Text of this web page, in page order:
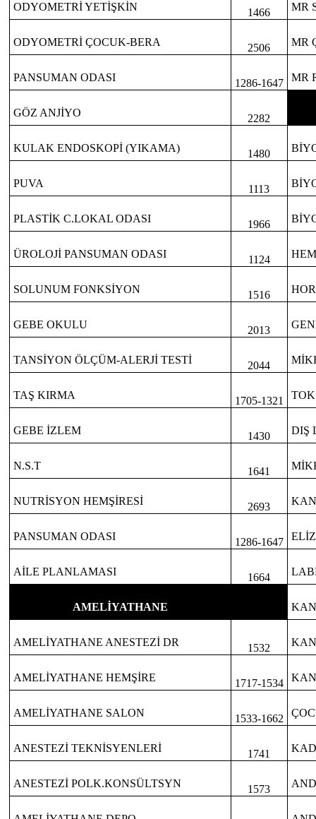
ODYOMETRİ YETİŞKİN 1466 MR
ODYOMETRİ ÇOCUK-BERA 2506 MR
PANSUMAN ODASI 1286-1647 MR
GÖZ ANJİYO 2282
KULAK ENDOSKOPİ (YIKAMA) 1480
PUVA 1113
PLASTİK C.LOKAL ODASI 1966
ÜROLOJİ PANSUMAN ODASI 1124
SOLUNUM FONKSİYON 1516
GEBE OKULU 2013
TANSİYON ÖLÇÜM-ALERJİ TESTİ 2044
TAŞ KIRMA 1705-1321
GEBE İZLEM 1430 DIŞ
N.S.T 1641
NUTRİSYON HEMŞİRESİ 2693
PANSUMAN ODASI 1286-1647
AİLE PLANLAMASI 1664
AMELİYATHANE
AMELİYATHANE ANESTEZİ DR 1532
AMELİYATHANE HEMŞİRE 1717-1534
AMELİYATHANE SALON 1533-1662
ANESTEZİ TEKNİSYENLERİ 1741
ANESTEZİ POLK.KONSÜLTSYN 1573